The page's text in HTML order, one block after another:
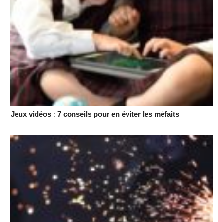
Jeux vidéos : 7 conseils pour en éviter les méfaits